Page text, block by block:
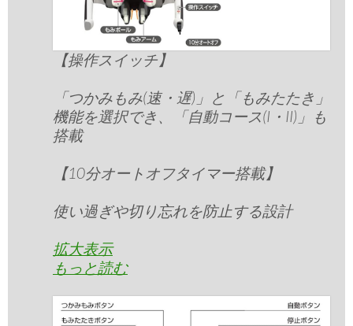
【操作スイッチ】
「つかみもみ(速・遅)」と「もみたたき」
機能を選択でき、「自動コース(I・II)」も
搭載
【10分オートオフタイマー搭載】
使い過ぎや切り忘れを防止する設計
拡大表示
もっと読む